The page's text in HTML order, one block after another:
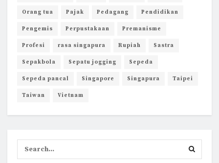
Orang tua Pajak Pedagang Pendidikan
Pengemis Perpustakaan Premanisme
Profesi rasa singapura Rupiah Sastra
Sepakbola Sepatu jogging Sepeda
Sepeda pancal Singapore Singapura Taipei
Taiwan Vietnam